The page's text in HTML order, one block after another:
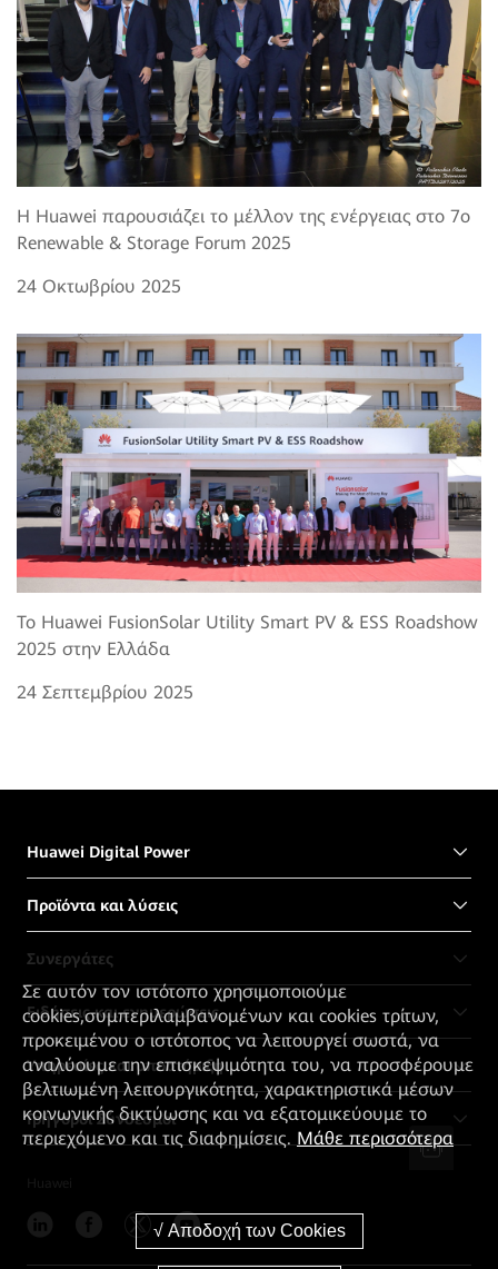
Η Huawei παρουσιάζει το μέλλον της ενέργειας στο 7o
Renewable & Storage Forum 2025
24 Οκτωβρίου 2025
Το Huawei FusionSolar Utility Smart PV & ESS Roadshow
2025 στην Ελλάδα
24 Σεπτεμβρίου 2025
Huawei Digital Power
Προϊόντα και λύσεις
Συνεργάτες
Ειδήσεις και ενημερώσεις
Υπηρεσίες και υποστήριξη
Γρήγοροι Σύνδεσμοι
Σε αυτόν τον ιστότοπο χρησιμοποιούμε
cookies,συμπεριλαμβανομένων και cookies τρίτων,
προκειμένου ο ιστότοπος να λειτουργεί σωστά, να
αναλύουμε την επισκεψιμότητα του, να προσφέρουμε
βελτιωμένη λειτουργικότητα, χαρακτηριστικά μέσων
κοινωνικής δικτύωσης και να εξατομικεύουμε το
περιεχόμενο και τις διαφημίσεις. Μάθε περισσότερα